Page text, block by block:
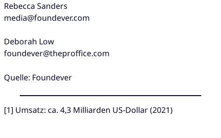
Rebecca Sanders
media@foundever.com
Deborah Low
foundever@theproffice.com
Quelle: Foundever
[1] Umsatz: ca. 4,3 Milliarden US-Dollar (2021)